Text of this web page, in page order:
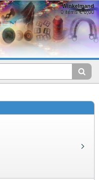
Winkelmand
0 items € 0,00